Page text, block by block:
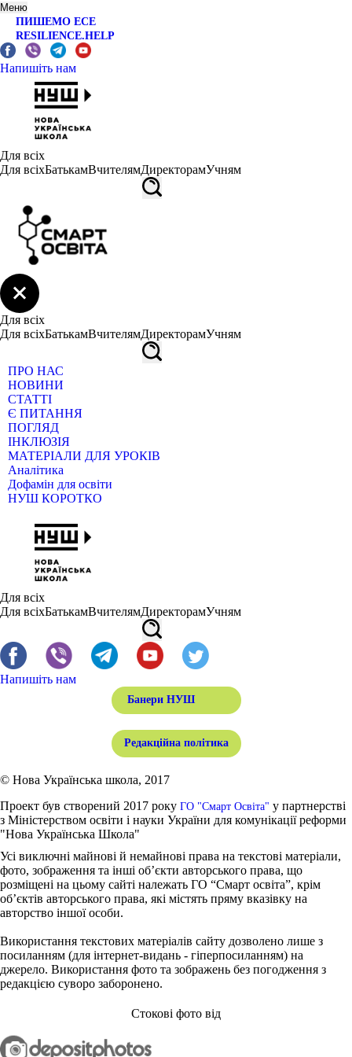
Меню
ПИШЕМО ЕСЕ
RESILIENCE.HELP
Напишіть нам
Для всіх
Для всіхБатькамВчителямДиректорамУчням
Для всіх
Для всіхБатькамВчителямДиректорамУчням
ПРО НАС
НОВИНИ
СТАТТІ
Є ПИТАННЯ
ПОГЛЯД
ІНКЛЮЗІЯ
МАТЕРІАЛИ ДЛЯ УРОКІВ
Аналітика
Дофамін для освіти
НУШ КОРОТКО
Для всіх
Для всіхБатькамВчителямДиректорамУчням
Напишіть нам
Банери НУШ
Редакційна політика
© Нова Українська школа, 2017
Проект був створений 2017 року ГО "Смарт Освіта" у партнерстві
з Міністерством освіти і науки України для комунікації реформи
"Нова Українська Школа"
Усі виключні майнові й немайнові права на текстові матеріали,
фото, зображення та інші об’єкти авторського права, що
розміщені на цьому сайті належать ГО “Смарт освіта”, крім
об’єктів авторського права, які містять пряму вказівку на
авторство іншої особи.
Використання текстових матеріалів сайту дозволено лише з
посиланням (для інтернет-видань - гіперпосиланням) на
джерело. Використання фото та зображень без погодження з
редакцією суворо заборонено.
Стокові фото від